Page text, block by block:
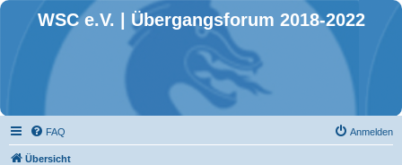
WSC e.V. | Übergangsforum 2018-2022
FAQ Anmelden
Übersicht